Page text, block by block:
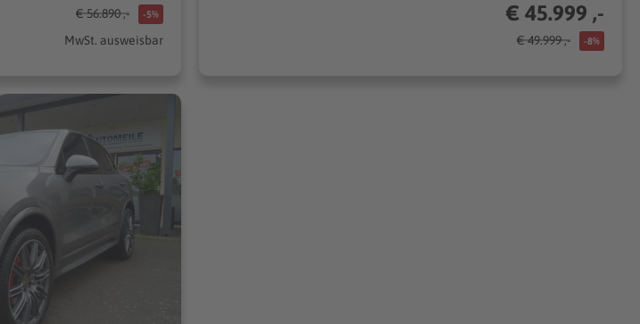
€ 56.890 ,- -5%
MwSt. ausweisbar
€ 45.999 ,-
€ 49.999 ,- -8%